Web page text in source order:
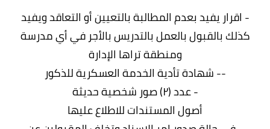
- اقرار يفيد بعدم المطالبة بالتعيين أو التعاقد ويفيد
كذلك بالقبول بالعمل بالتدريس بالأجر في أي مدرسة
ومنطقة تراها الإدارة
-- شهادة تأدية الخدمة العسكرية للذكور
- عدد (۲) صور شخصية حديثة
أصول المستندات للاطلاع عليها